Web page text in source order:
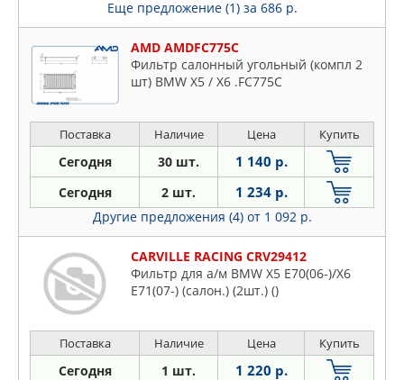
Еще предложение (1) за 686 р.
AMD AMDFC775C
Фильтр салонный угольный (компл 2
шт) BMW X5 / X6 .FC775C
Поставка Наличие Цена Купить
Сегодня 30 шт. 1 140 р.
Сегодня 2 шт. 1 234 р.
Другие предложения (4) от 1 092 р.
CARVILLE RACING CRV29412
Фильтр для а/м BMW X5 E70(06-)/X6
E71(07-) (салон.) (2шт.) ()
Поставка Наличие Цена Купить
Сегодня 1 шт. 1 220 р.